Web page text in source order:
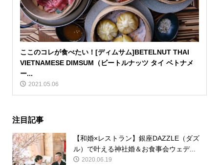
ここのコレが食べたい！[ディムサム]BETELNUT THAI
VIETNAMESE DIMSUM（ビートルナッツ タイ ベトナメ
ー...
2021.05.06
注目記事
【和婚×レストラン】銀座DAZZLE（ダズ
ル）で叶える神社婚＆お食事会ウェデ...
2020.06.19